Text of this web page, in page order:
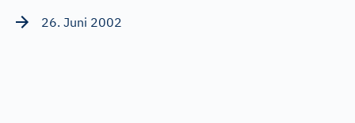
26. Juni 2002